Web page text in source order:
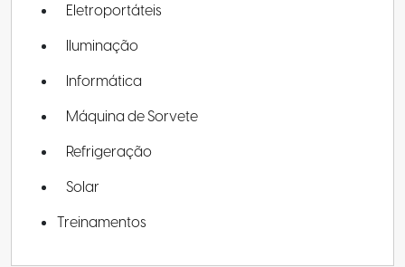
Eletroportáteis
Iluminação
Informática
Máquina de Sorvete
Refrigeração
Solar
Treinamentos